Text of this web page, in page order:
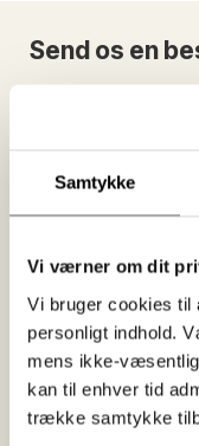
Samtykke
Vi værner om dit
Vi bruger cookies til
personligt indhold.
mens ikke-
kan til enhver tid
trække samtykke
Send os en
this
field
empty.
Evt. telefon